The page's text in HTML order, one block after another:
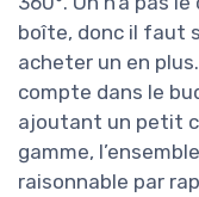
boîte, donc il faut
acheter un en
compte dans le
ajoutant un petit
gamme,
raisonnable par